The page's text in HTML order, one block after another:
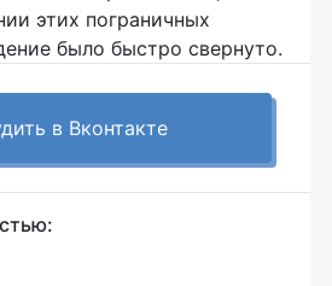
этих пограничных
было быстро свернуто.
в Вконтакте